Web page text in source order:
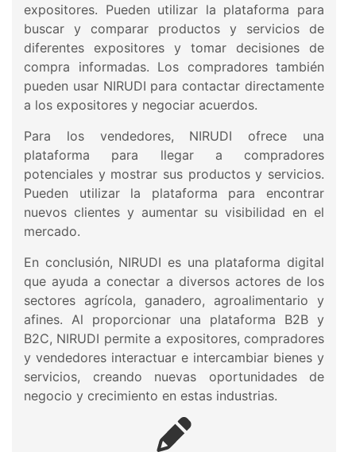
expositores. Pueden utilizar la plataforma para
buscar y comparar productos y servicios de
diferentes expositores y tomar decisiones de
compra informadas. Los compradores también
pueden usar NIRUDI para contactar directamente
a los expositores y negociar acuerdos.
Para los vendedores, NIRUDI ofrece una
plataforma para llegar a compradores
potenciales y mostrar sus productos y servicios.
Pueden utilizar la plataforma para encontrar
nuevos clientes y aumentar su visibilidad en el
mercado.
En conclusión, NIRUDI es una plataforma digital
que ayuda a conectar a diversos actores de los
sectores agrícola, ganadero, agroalimentario y
afines. Al proporcionar una plataforma B2B y
B2C, NIRUDI permite a expositores, compradores
y vendedores interactuar e intercambiar bienes y
servicios, creando nuevas oportunidades de
negocio y crecimiento en estas industrias.